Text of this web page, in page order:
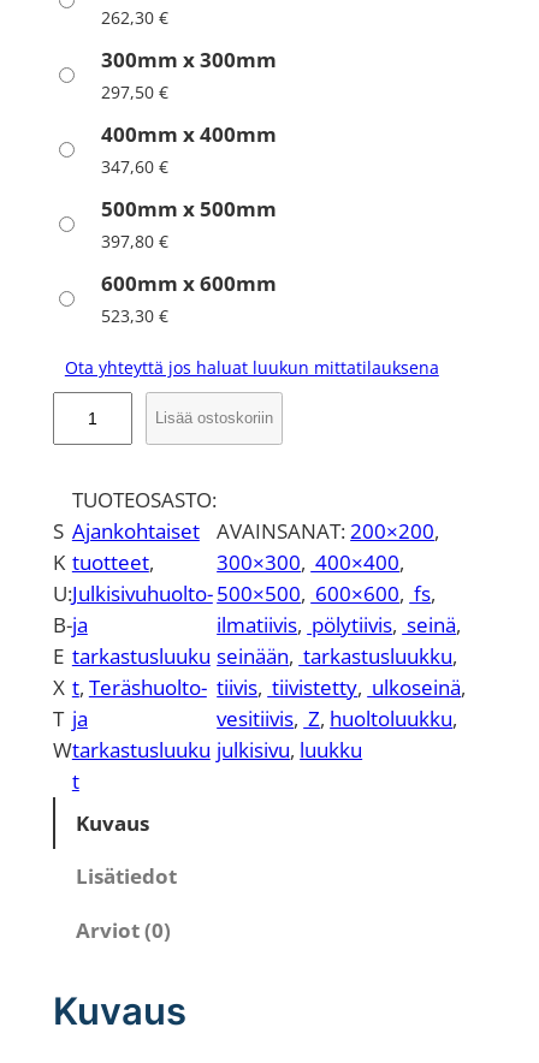
262,30 €
300mm x 300mm
297,50 €
400mm x 400mm
347,60 €
500mm x 500mm
397,80 €
600mm x 600mm
523,30 €
Ota yhteyttä jos haluat luukun mittatilauksena
e
t
i
i
v
i
s
h
u
t
k
k
Lisää ostoskoriin
S
K
U:
B-
E
X
T
W
TUOTEOSASTO:
Ajankohtaiset
tuotteet
Julkisivuhuolto-
ja
tarkastusluuku
t, Teräshuolto-
ja
tarkastusluuku
t
AVAINSANAT:200×200
300×300, 400×400
500×500, 600×600, fs
ilmatiivis, pölytiivis, seinä
seinään, tarkastusluukku
tiivis, tiivistetty, ulkoseinä
vesitiivis, Z, huoltoluukku
julkisivu, luukku
Kuvaus
Lisätiedot
Arviot (0)
Kuvaus